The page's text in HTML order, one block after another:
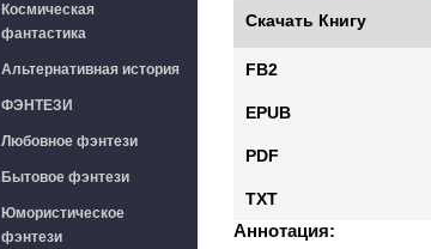
Космическая
фантастика
Альтернативная история
ФЭНТЕЗИ
Любовное фэнтези
Бытовое фэнтези
Юмористическое
фэнтези
Скачать Книгу
FB2
EPUB
PDF
TXT
Аннотация: